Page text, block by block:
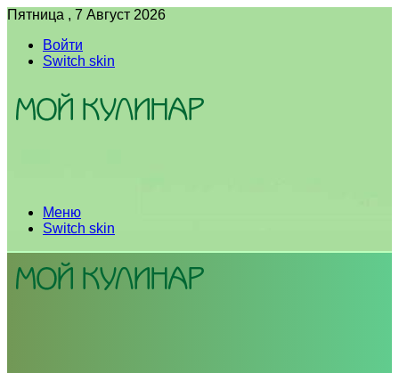
Пятница , 7 Август 2026
Войти
Switch skin
Меню
Switch skin